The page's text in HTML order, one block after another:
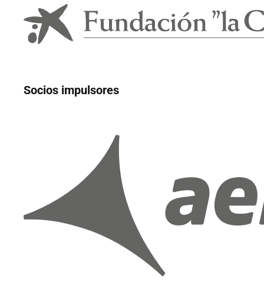
Socios impulsores